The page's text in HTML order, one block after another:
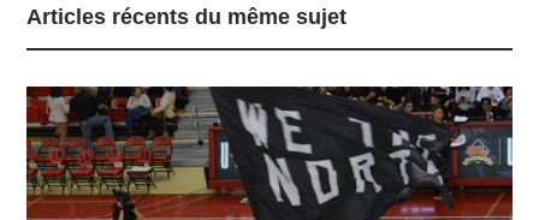
Articles récents du même sujet